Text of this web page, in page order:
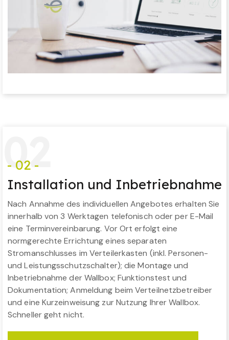
02
- 02 -
Installation und Inbetriebnahme
Nach Annahme des individuellen Angebotes erhalten Sie
innerhalb von 3 Werktagen telefonisch oder per E-Mail
eine Terminvereinbarung. Vor Ort erfolgt eine
normgerechte Errichtung eines separaten
Stromanschlusses im Verteilerkasten (inkl. Personen-
und Leistungsschutzschalter); die Montage und
Inbetriebnahme der Wallbox; Funktionstest und
Dokumentation; Anmeldung beim Verteilnetzbetreiber
und eine Kurzeinweisung zur Nutzung Ihrer Wallbox.
Schneller geht nicht.